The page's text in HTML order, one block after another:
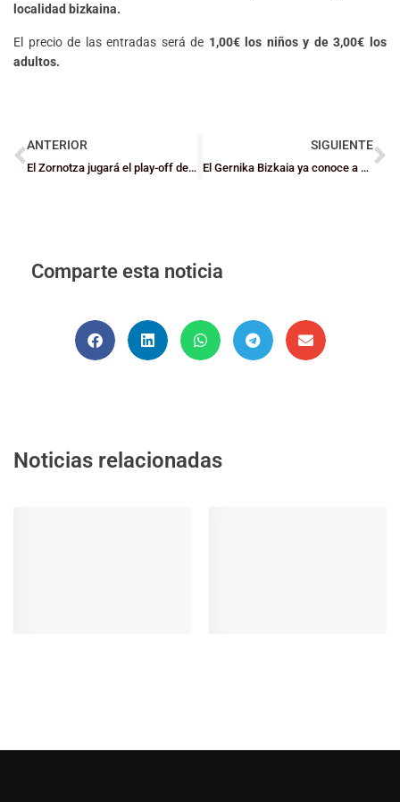
localidad bizkaina.
El precio de las entradas será de 1,00€ los niños y de 3,00€ los
adultos.
ANTERIOR
El Zornotza jugará el play-off de ascenso a Adecco Oro
SIGUIENTE
El Gernika Bizkaia ya conoce a sus rivales y horarios de la Fase de Ascenso
Comparte esta noticia
Noticias relacionadas